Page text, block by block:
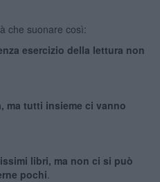
che suonare così:
esercizio della lettura non
ma tutti insieme ci vanno
libri, ma non ci si può
pochi